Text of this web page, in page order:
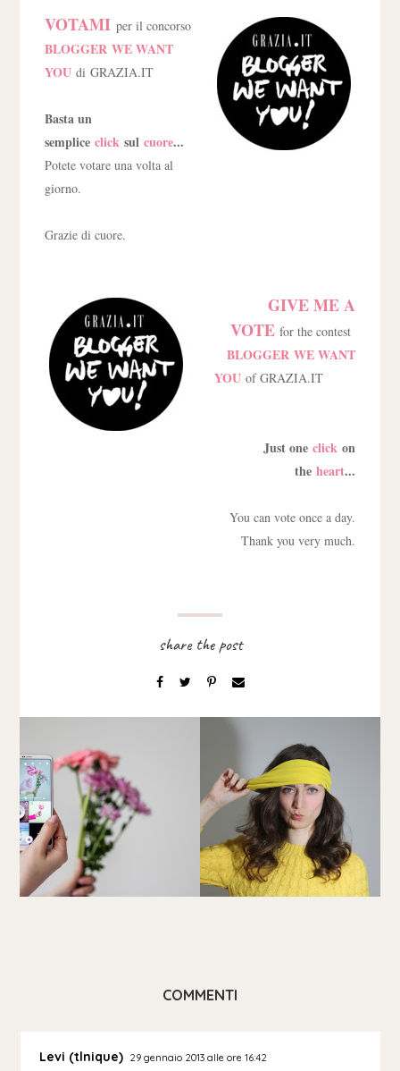
VOTAMI per il concorso
BLOGGER WE WANT
YOU di GRAZIA.IT
Basta un
sempliceclick sulcuore...
Potete votare una volta al
giorno.
Grazie di cuore.
GIVE ME A
VOTEfor the contest
BLOGGER WE WANT
YOUof GRAZIA.IT
Just one clickon
the heart...
You can vote once a day.
Thank you very much.
COMMENTI
Levi (tlnique) 29 gennaio 2013 alle ore 16:42